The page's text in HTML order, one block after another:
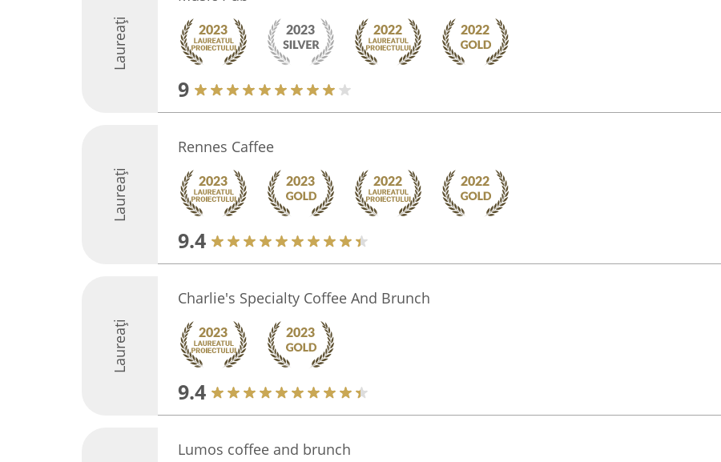
Laureați
9
Laureați
Rennes Caffee
9.4
Laureați
Charlie's Specialty Coffee And Brunch
9.4
Lumos coffee and brunch